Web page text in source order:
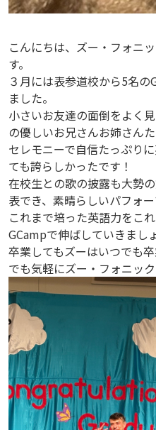
こんにちは、ズー・フォニ
す。
３月には表参道校から5名
ました。
小さいお友達の面倒をよく
の優しいお兄さんお姉さん
セレモニーで自信たっぷり
ても誇らしかったです！
在校生との歌の披露も大勢
表でき、素晴らしいパフォー
これまで培った英語力をこ
GCampで伸ばしていきまし
卒業してもズーはいつでも
でも気軽にズー・フォニッ